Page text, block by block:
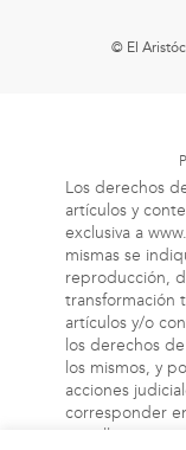
© El
Los derechos
artículos y
exclusiva a
mismas se
reproducción,
transformación
artículos y/o
los derechos
los mismos, y
acciones
corresponder
aquellas